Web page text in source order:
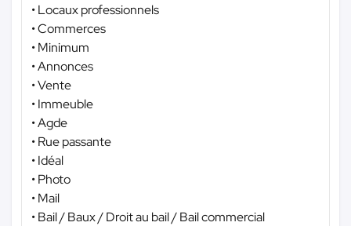
• Locaux professionnels
• Commerces
• Minimum
• Annonces
• Vente
• Immeuble
• Agde
• Rue passante
• Idéal
• Photo
• Mail
• Bail / Baux / Droit au bail / Bail commercial